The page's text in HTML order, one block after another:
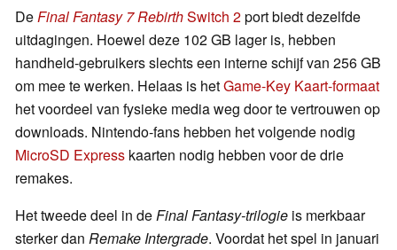
DeFinal Fantasy 7 RebirthSwitch 2port biedt dezelfde
uitdagingen. Hoewel deze 102 GB lager is, hebben
handheld-gebruikers slechts een interne schijf van 256 GB
om mee te werken. Helaas is hetGame-Key Kaart-formaat
het voordeel van fysieke media weg door te vertrouwen op
downloads. Nintendo-fans hebben het volgende nodig
MicroSD Express kaarten nodig hebben voor de drie
remakes.
Het tweede deel in deFinal Fantasy-trilogie is merkbaar
sterker dan Remake Intergrade. Voordat het spel in januari